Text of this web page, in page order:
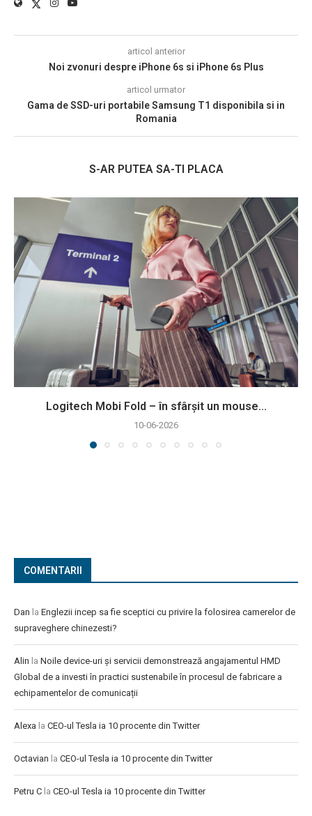
articol anterior
Noi zvonuri despre iPhone 6s si iPhone 6s Plus
articol urmator
Gama de SSD-uri portabile Samsung T1 disponibila si in
Romania
S-AR PUTEA SA-TI PLACA
Logitech Mobi Fold – în sfârșit un mouse...
10-06-2026
COMENTARII
Dan la Englezii incep sa fie sceptici cu privire la folosirea camerelor de
supraveghere chinezesti?
Alin la Noile device-uri și servicii demonstrează angajamentul HMD
Global de a investi în practici sustenabile în procesul de fabricare a
echipamentelor de comunicații
Alexa la CEO-ul Tesla ia 10 procente din Twitter
Octavian la CEO-ul Tesla ia 10 procente din Twitter
Petru C la CEO-ul Tesla ia 10 procente din Twitter